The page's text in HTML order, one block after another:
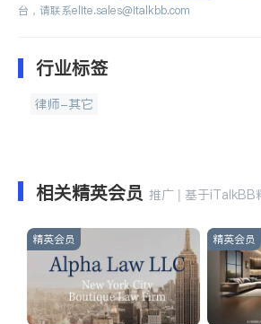
台，请联系elite.sales@italkbb.com
行业标签
律师-其它
相关精英会员 推广 | 基于iTalkBB
精英会员 精英会员